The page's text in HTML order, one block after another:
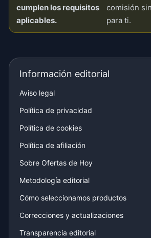
cumplen los requisitos
aplicables.
comisión
para ti.
Información editorial
Aviso legal
Política de privacidad
Política de cookies
Política de afiliación
Sobre Ofertas de Hoy
Metodología editorial
Cómo seleccionamos productos
Correcciones y actualizaciones
Transparencia editorial